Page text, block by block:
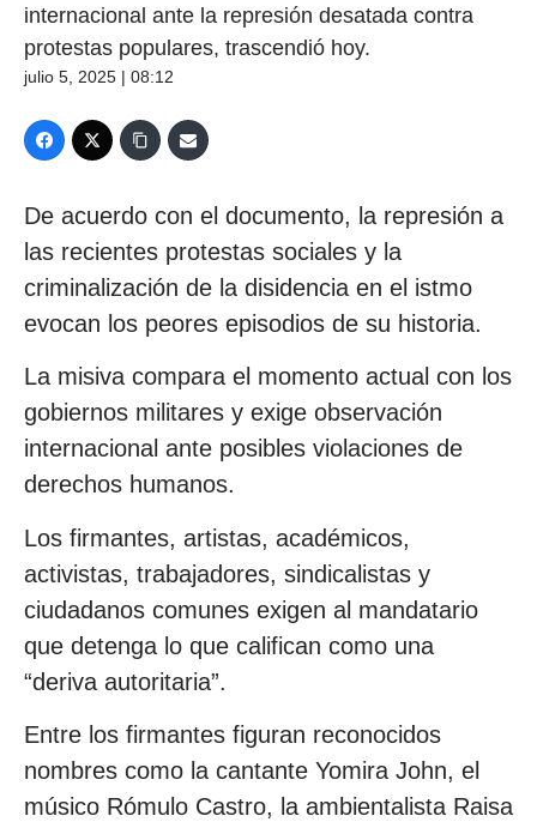
internacional ante la represión desatada contra
protestas populares, trascendió hoy.
julio 5, 2025 | 08:12
De acuerdo con el documento, la represión a
las recientes protestas sociales y la
criminalización de la disidencia en el istmo
evocan los peores episodios de su historia.
La misiva compara el momento actual con los
gobiernos militares y exige observación
internacional ante posibles violaciones de
derechos humanos.
Los firmantes, artistas, académicos,
activistas, trabajadores, sindicalistas y
ciudadanos comunes exigen al mandatario
que detenga lo que califican como una
“deriva autoritaria”.
Entre los firmantes figuran reconocidos
nombres como la cantante Yomira John, el
músico Rómulo Castro, la ambientalista Raisa